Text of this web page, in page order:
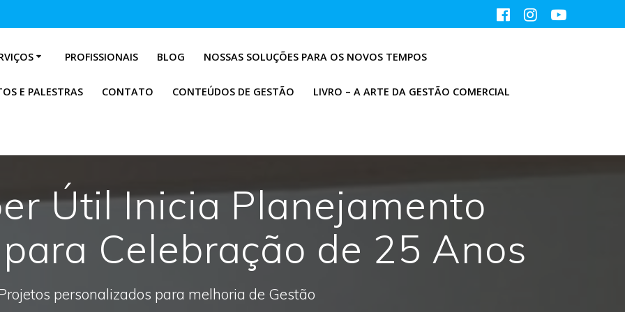
PROFISSIONAIS BLOG NOSSAS SOLUÇÕES PARA OS NOVOS TEMPOS
E PALESTRAS CONTATO CONTEÚDOS DE GESTÃO LIVRO – A ARTE DA GESTÃO COMERCIAL
Útil Inicia Planejamento
Celebração de 25 Anos
personalizados para melhoria de Gestão